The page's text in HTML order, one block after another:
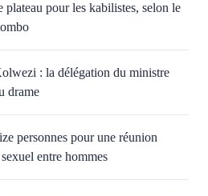
pour les kabilistes, selon le
: la délégation du ministre
drame
personnes pour une réunion
entre hommes